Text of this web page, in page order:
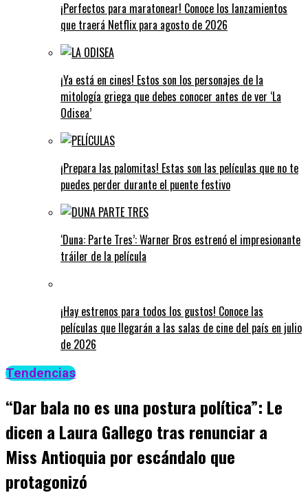
¡Perfectos para maratonear! Conoce los lanzamientos
que traerá Netflix para agosto de 2026
¡Ya está en cines! Estos son los personajes de la
mitología griega que debes conocer antes de ver ‘La
Odisea’
¡Prepara las palomitas! Estas son las películas que no te
puedes perder durante el puente festivo
‘Duna: Parte Tres’: Warner Bros estrenó el impresionante
tráiler de la película
¡Hay estrenos para todos los gustos! Conoce las
películas que llegarán a las salas de cine del país en julio
de 2026
Tendencias
“Dar bala no es una postura política”: Le
dicen a Laura Gallego tras renunciar a
Miss Antioquia por escándalo que
protagonizó